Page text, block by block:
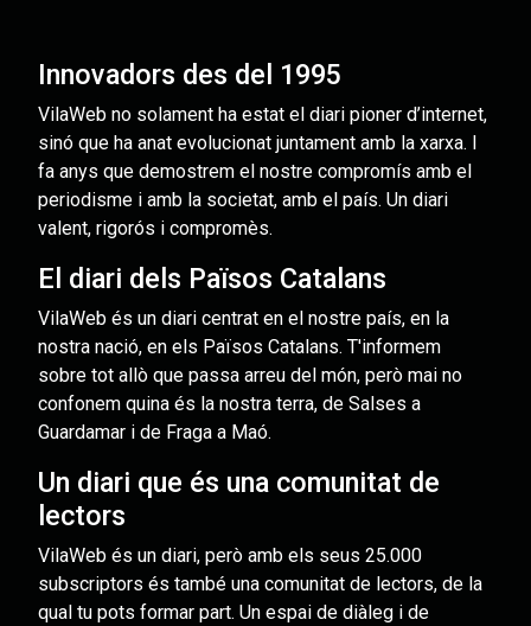
Innovadors des del 1995
VilaWeb no solament ha estat el diari pioner d’internet,
sinó que ha anat evolucionat juntament amb la xarxa. I
fa anys que demostrem el nostre compromís amb el
periodisme i amb la societat, amb el país. Un diari
valent, rigorós i compromès.
El diari dels Països Catalans
VilaWeb és un diari centrat en el nostre país, en la
nostra nació, en els Països Catalans. T'informem
sobre tot allò que passa arreu del món, però mai no
confonem quina és la nostra terra, de Salses a
Guardamar i de Fraga a Maó.
Un diari que és una comunitat de
lectors
VilaWeb és un diari, però amb els seus 25.000
subscriptors és també una comunitat de lectors, de la
qual tu pots formar part. Un espai de diàleg i de